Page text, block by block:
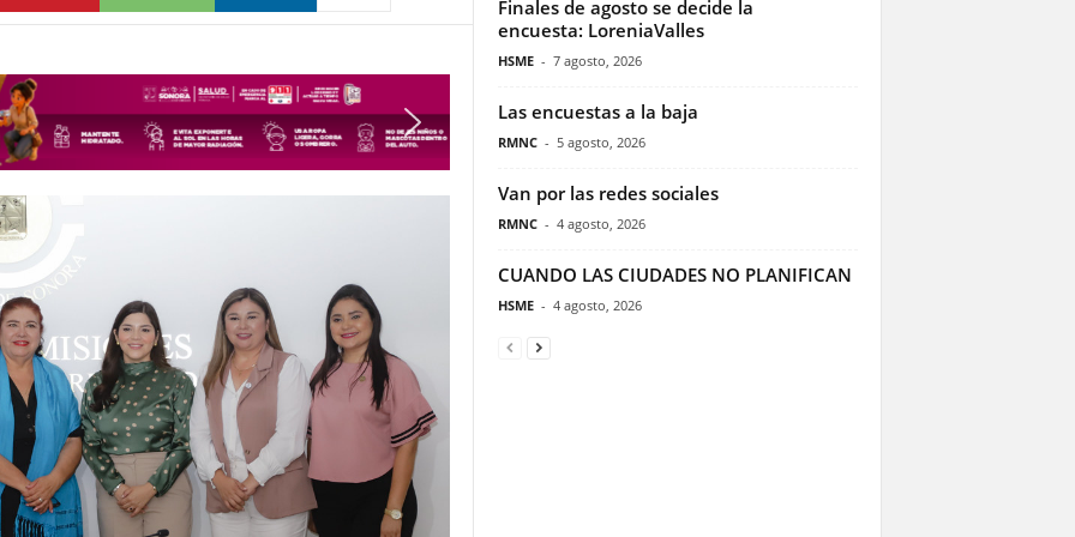
Finales de agosto se decide la
encuesta: LoreniaValles
HSME - 7 agosto, 2026
Las encuestas a la baja
RMNC - 5 agosto, 2026
Van por las redes sociales
RMNC - 4 agosto, 2026
CUANDO LAS CIUDADES NO PLANIFICAN
HSME - 4 agosto, 2026